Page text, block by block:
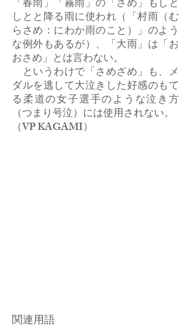
「春雨」「霧雨」の「さめ」もしと
しとと降る雨に使われ（「村雨（む
らさめ：にわか雨のこと）」のよう
な例外もあるが）、「大雨」は「お
おさめ」とは言わない。
というわけで「さめざめ」も、メ
ダルを逃して大泣きした好感のもて
る柔道の女子選手のような泣き方
（つまり号泣）には使用されない。
​（VP KAGAMI）
関連用語